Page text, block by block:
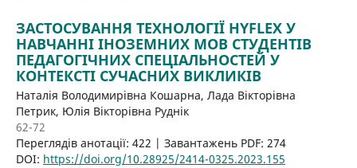
ЗАСТОСУВАННЯ ТЕХНОЛОГІЇ HYFLEX У
НАВЧАННІ ІНОЗЕМНИХ МОВ СТУДЕНТІВ
ПЕДАГОГІЧНИХ СПЕЦІАЛЬНОСТЕЙ У
КОНТЕКСТІ СУЧАСНИХ ВИКЛИКІВ
Наталія Володимирівна Кошарна, Лада Вікторівна
Петрик, Юлія Вікторівна Руднік
62-72
Переглядів анотації: 422 | Завантажень PDF: 274
DOI: https://doi.org/10.28925/2414-0325.2023.155